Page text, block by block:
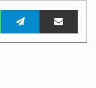
WhatsAppTelegramTeile per E-Mail